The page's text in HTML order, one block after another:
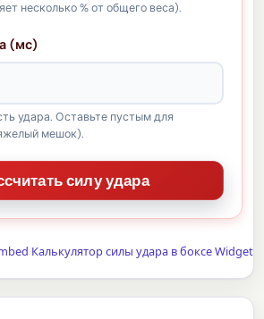
несколько % от общего веса).
(мс)
удара. Оставьте пустым для
мешок).
Калькулятор силы удара в боксе Widget